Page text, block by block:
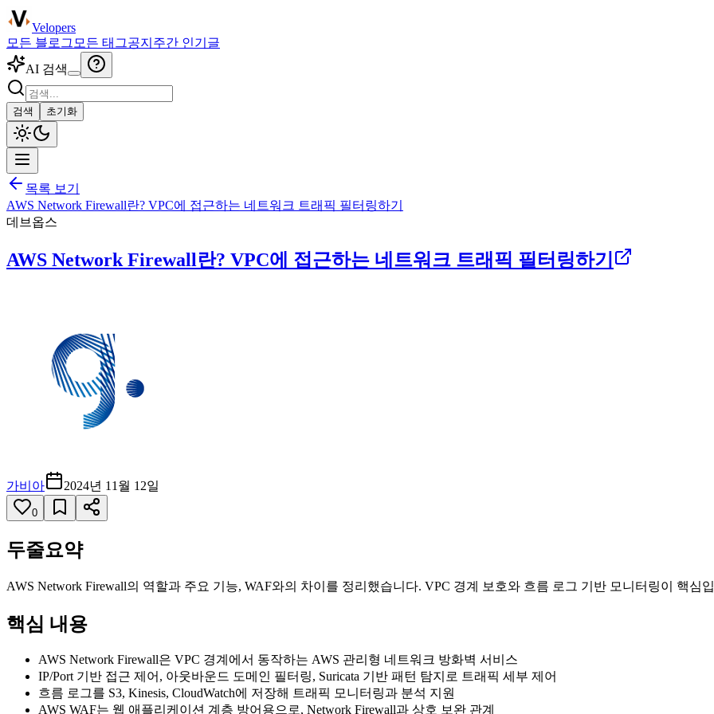
Velopers
모든 블로그 모든 태그공지 주간 인기글
AI 검색
검색 초기화
목록 보기
AWS Network Firewall란? VPC에 접근하는 네트워크 트래픽 필터링하기
데브옵스
AWS Network Firewall란? VPC에 접근하는 네트워크 트래픽 필터링하기
가비아 2024년 11월 12일
0
두줄요약
AWS Network Firewall의 역할과 주요 기능, WAF와의 차이를 정리했습니다. VPC 경계 보호와 흐름 로그 기반 모니터링이 핵심
핵심 내용
AWS Network Firewall은 VPC 경계에서 동작하는 AWS 관리형 네트워크 방화벽 서비스
IP/Port 기반 접근 제어, 아웃바운드 도메인 필터링, Suricata 기반 패턴 탐지로 트래픽 세부 제어
흐름 로그를 S3, Kinesis, CloudWatch에 저장해 트래픽 모니터링과 분석 지원
AWS WAF는 웹 애플리케이션 계층 방어용으로, Network Firewall과 상호 보완 관계